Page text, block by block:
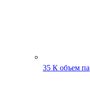
35 К объем